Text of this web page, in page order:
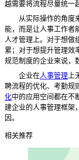
越需要将流程尽量统一
从实际操作的角度来
能，而是让人事工作者
人才管理上。对于想做
累；对于想提升管理效
规范制度的企业来说，
企业在人事管理
聘流程的优化、考勤规
化中的应用空间都在不
建企业的人事管理框架
因。
相关推荐